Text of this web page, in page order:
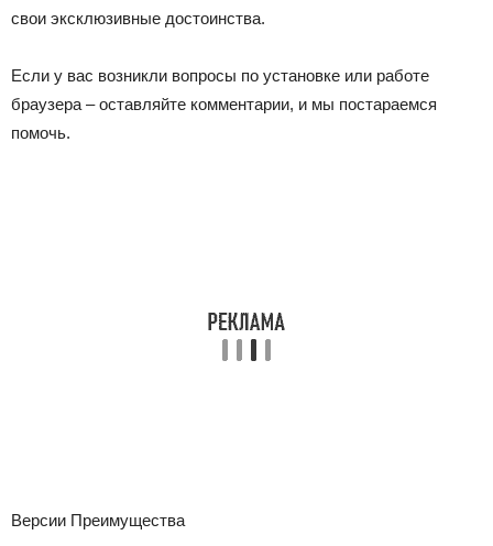
свои эксклюзивные достоинства.
Если у вас возникли вопросы по установке или работе
браузера – оставляйте комментарии, и мы постараемся
помочь.
Версии Преимущества